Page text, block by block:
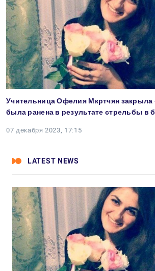
Учительница Офелия Мкртчян закрыла
была ранена в результате стрельбы в
07 декабря 2023, 17:15
LATEST NEWS